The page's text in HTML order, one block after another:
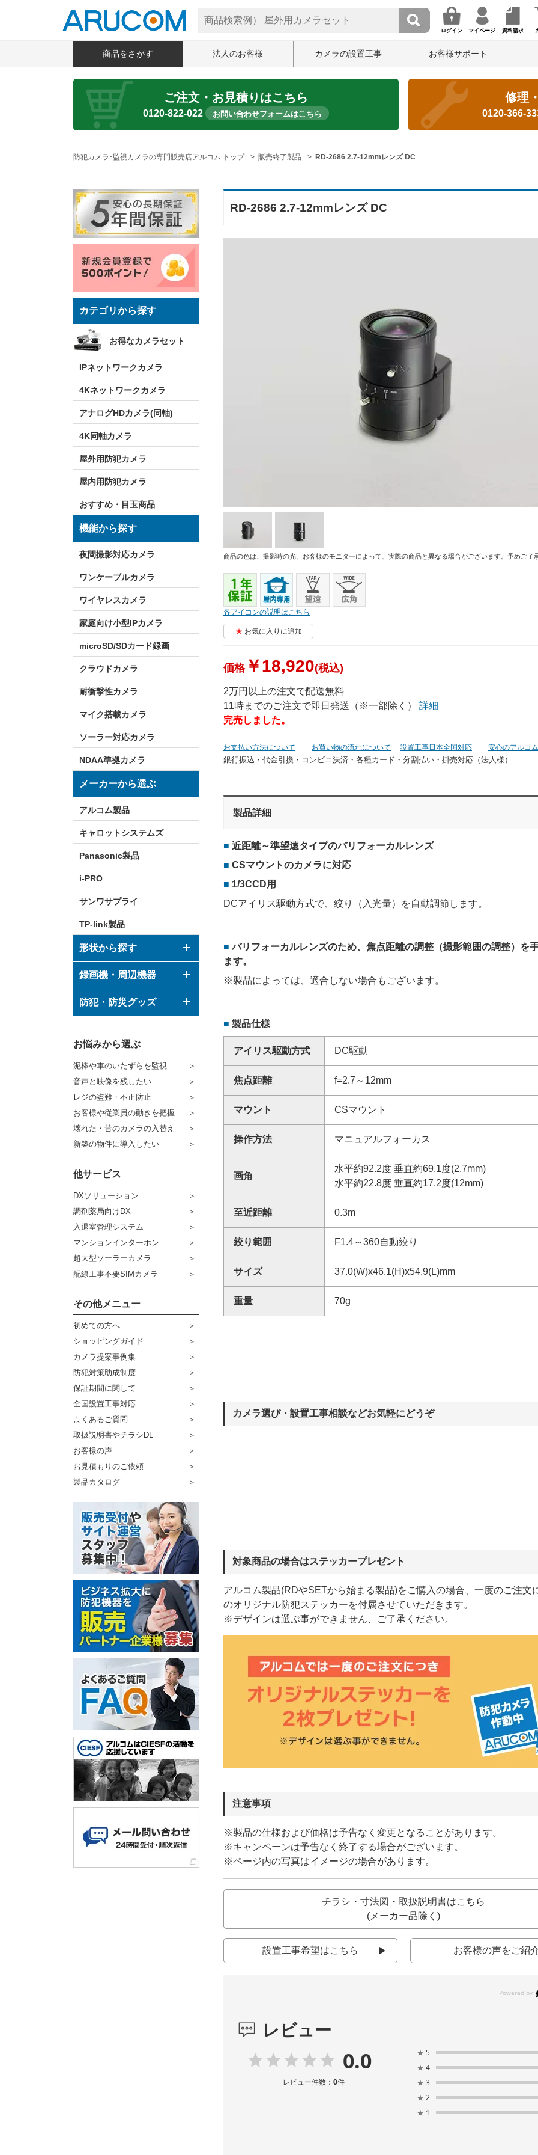
ログイン マイページ 資料請求
商品をさがす 法人のお客様 カメラの設置工事 お客様サポート
ご注文・お見積りはこちら
0120-822-022 お問い合わせフォームはこちら
修理
0120-366-
防犯カメラ･監視カメラの専門販売店アルコム トップ 販売終了製品 RD-2686 2.7-12mmレンズ DC
カテゴリから探す
お得なカメラセット
IPネットワークカメラ
4Kネットワークカメラ
アナログHDカメラ(同軸)
4K同軸カメラ
屋外用防犯カメラ
屋内用防犯カメラ
おすすめ・目玉商品
機能から探す
夜間撮影対応カメラ
ワンケーブルカメラ
ワイヤレスカメラ
家庭向け小型IPカメラ
microSD/SDカード録画
クラウドカメラ
耐衝撃性カメラ
マイク搭載カメラ
ソーラー対応カメラ
NDAA準拠カメラ
メーカーから選ぶ
アルコム製品
キャロットシステムズ
Panasonic製品
i-PRO
サンワサプライ
TP-link製品
形状から探す
ドーム型カメラ
ボックス型カメラ
その他形状のカメラ
録画機・周辺機器
デジタルレコーダー
ハウジング
ブラケット
ケーブル
コネクター
その他周辺機器
防犯・防災グッズ
防災グッズ
センサーライト・アラーム
防犯ステッカー
宅配ボックス
販売終了商品
お悩みから選ぶ
泥棒や車のいたずらを監視
音声と映像を残したい
レジの盗難・不正防止
お客様や従業員の動きを把握
壊れた・昔のカメラの入替え
新築の物件に導入したい
他サービス
DXソリューション
調剤薬局向けDX
入退室管理システム
マンションインターホン
超大型ソーラーカメラ
配線工事不要SIMカメラ
その他メニュー
初めての方へ
ショッピングガイド
カメラ提案事例集
防犯対策助成制度
保証期間に関して
全国設置工事対応
よくあるご質問
取扱説明書やチラシDL
お客様の声
お見積もりのご依頼
製品カタログ
RD-2686 2.7-12mmレンズ DC
商品の色は、撮影時の光、お客様のモニターによって、実際の商品と異なる場合がございます。予めご了
各アイコンの説明はこちら
お気に入りに追加
価格￥18,920(税込)
2万円以上の注文で配送無料
11時までのご注文で即日発送（※一部除く） 詳細
完売しました。
お支払い方法について お買い物の流れについて 設置工事日本全国対応 安心のアルコ
銀行振込・代金引換・コンビニ決済・ 各種カード・分割払い・掛売対応（法人様）
製品詳細
近距離～準望遠タイプのバリフォーカルレンズ
CSマウントのカメラに対応
1/3CCD用
DCアイリス駆動方式で、絞り（入光量）を自動調節します。
バリフォーカルレンズのため、焦点距離の調整（撮影範囲の調整）を
ます。
※製品によっては、適合しない場合もございます。
製品仕様
アイリス駆動方式 DC駆動
焦点距離 f=2.7～12mm
マウント CSマウント
操作方法 マニュアルフォーカス
画角
水平約92.2度 垂直約69.1度(2.7mm)
水平約22.8度 垂直約17.2度(12mm)
至近距離 0.3m
絞り範囲 F1.4～360自動絞り
サイズ 37.0(W)x46.1(H)x54.9(L)mm
重量 70g
カメラ選び・設置工事相談などお気軽にどうぞ
対象商品の場合はステッカープレゼント
アルコム製品(RDやSETから始まる製品)をご購入の場合、一度のご注文
のオリジナル防犯ステッカーを付属させていただきます。
※デザインは選ぶ事ができません、ご了承ください。
注意事項
※製品の仕様および価格は予告なく変更となることがあります。
※キャンペーンは予告なく終了する場合がございます。
※ページ内の写真はイメージの場合があります。
チラシ・寸法図・取扱説明書はこちら
(メーカー品除く)
設置工事希望はこちら お客様の声をご紹
レビュー
0.0
レビュー件数： 0件
★ 5
★ 4
★ 3
★ 2
★ 1